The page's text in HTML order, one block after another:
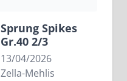
Sprung Spikes
Gr.40 2/3
13/04/2026
Zella-Mehlis